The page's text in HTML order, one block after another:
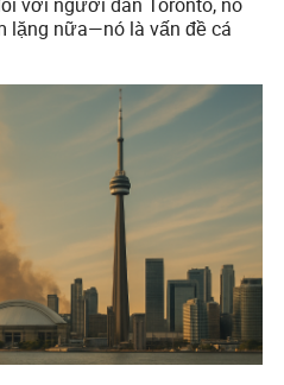
với người dân Toronto, nó
lặng nữa—nó là vấn đề cá